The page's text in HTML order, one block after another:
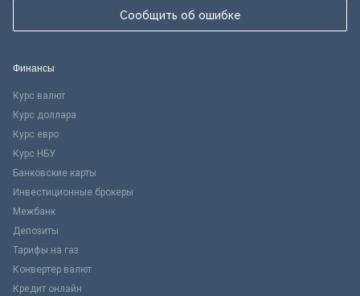
Сообщить об ошибке
Финансы
Курс валют
Курс доллара
Курс евро
Курс НБУ
Банковские карты
Инвестиционные брокеры
Межбанк
Депозиты
Тарифы на газ
Конвертер валют
Кредит онлайн